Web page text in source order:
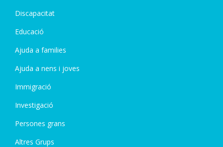
Discapacitat
Educació
Ajuda a families
Ajuda a nens i joves
Immigració
Investigació
Persones grans
Altres Grups